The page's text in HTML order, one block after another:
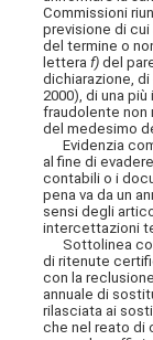
Commissioni
previsione di
del termine o
letteraf) del
dichiarazione,
2000), di una
fraudolente non
del medesimo
Evidenzia
al fine di
contabili o i
pena va da un
sensi degli
intercettazioni
Sottolinea
di ritenute
con la
annuale di
rilasciata ai
che nel reato di